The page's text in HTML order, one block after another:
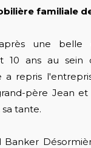
familiale
une belle
10 ans au sein
a repris
père Jean et
tante.
Banker